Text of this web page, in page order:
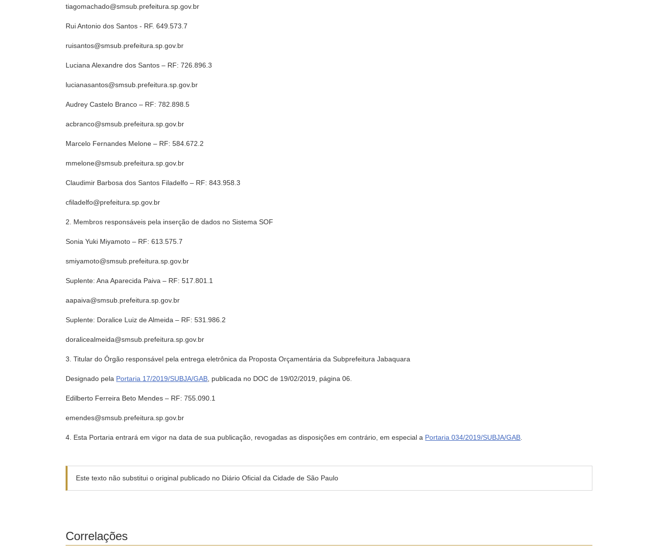
tiagomachado@smsub.prefeitura.sp.gov.br
Rui Antonio dos Santos - RF. 649.573.7
ruisantos@smsub.prefeitura.sp.gov.br
Luciana Alexandre dos Santos – RF: 726.896.3
lucianasantos@smsub.prefeitura.sp.gov.br
Audrey Castelo Branco – RF: 782.898.5
acbranco@smsub.prefeitura.sp.gov.br
Marcelo Fernandes Melone – RF: 584.672.2
mmelone@smsub.prefeitura.sp.gov.br
Claudimir Barbosa dos Santos Filadelfo – RF: 843.958.3
cfiladelfo@prefeitura.sp.gov.br
2. Membros responsáveis pela inserção de dados no Sistema SOF
Sonia Yuki Miyamoto – RF: 613.575.7
smiyamoto@smsub.prefeitura.sp.gov.br
Suplente: Ana Aparecida Paiva – RF: 517.801.1
aapaiva@smsub.prefeitura.sp.gov.br
Suplente: Doralice Luiz de Almeida – RF: 531.986.2
doralicealmeida@smsub.prefeitura.sp.gov.br
3. Titular do Órgão responsável pela entrega eletrônica da Proposta Orçamentária da Subprefeitura Jabaquara
Designado pela Portaria 17/2019/SUBJA/GAB , publicada no DOC de 19/02/2019, página 06.
Edilberto Ferreira Beto Mendes – RF: 755.090.1
emendes@smsub.prefeitura.sp.gov.br
4. Esta Portaria entrará em vigor na data de sua publicação, revogadas as disposições em contrário, em especial a Portaria 034/2019/SUBJA/GAB
Este texto não substitui o original publicado no Diário Oficial da Cidade de São Paulo
Correlações